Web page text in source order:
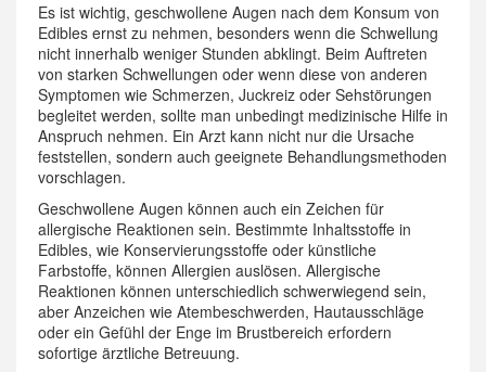
Es ist wichtig, geschwollene Augen nach dem Konsum von
Edibles ernst zu nehmen, besonders wenn die Schwellung
nicht innerhalb weniger Stunden abklingt. Beim Auftreten
von starken Schwellungen oder wenn diese von anderen
Symptomen wie Schmerzen, Juckreiz oder Sehstörungen
begleitet werden, sollte man unbedingt medizinische Hilfe in
Anspruch nehmen. Ein Arzt kann nicht nur die Ursache
feststellen, sondern auch geeignete Behandlungsmethoden
vorschlagen.
Geschwollene Augen können auch ein Zeichen für
allergische Reaktionen sein. Bestimmte Inhaltsstoffe in
Edibles, wie Konservierungsstoffe oder künstliche
Farbstoffe, können Allergien auslösen. Allergische
Reaktionen können unterschiedlich schwerwiegend sein,
aber Anzeichen wie Atembeschwerden, Hautausschläge
oder ein Gefühl der Enge im Brustbereich erfordern
sofortige ärztliche Betreuung.